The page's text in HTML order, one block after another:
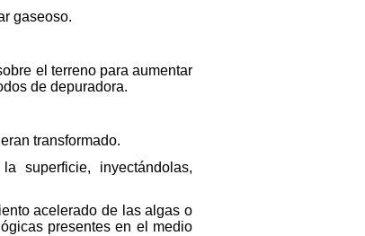
gaseoso.
el terreno para aumentar
de depuradora.
transformado.
superficie, inyectándolas,
acelerado de las algas o
presentes en el medio